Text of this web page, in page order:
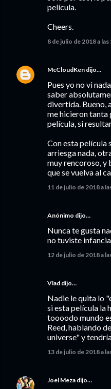
película.
Cheers.
8 de julio de 2018 a las
McCloudKen dijo…
Pues yo no vi
saber
divertida. Bueno,
me hicieron tanta
película, si
Con esta película
arriesga nada,
muy rencoroso, y
que se vuelva al
11 de julio de 2018 a
Anónimo dijo…
Nunca te gusta
no tuviste
12 de julio de 2018 a
Vlad dijo…
Nadie le quita lo
si esta película la
toooodo mundo
Reed, hablando
universe" y
13 de julio de 2018 a
Joel Meza dijo…